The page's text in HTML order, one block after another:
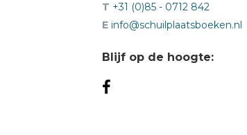
T +31 (0)85 - 0712 842
E info@schuilplaatsboeken.nl
Blijf op de hoogte: